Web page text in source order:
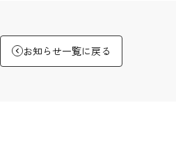
お知らせ一覧に戻る